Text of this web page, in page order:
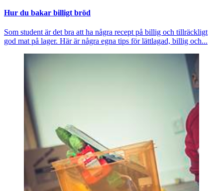
Hur du bakar billigt bröd
Som student är det bra att ha några recept på billig och tillräckligt
god mat på lager. Här är några egna tips för lättlagad, billig och...